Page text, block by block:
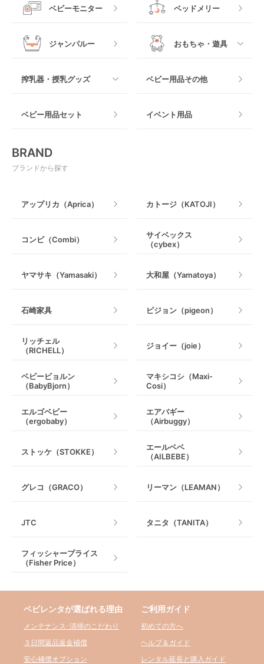
ヒップシート
抱っこ紐その他
木製
マット製
ベビーモニター ベッドメリー
ジャンパルー おもちゃ・遊具
室内遊具
搾乳器・授乳グッズ
授乳グッズ・ママ用品
ベビー用品その他
ベビー用品セット イベント用品
BRAND
ブランドから探す
アップリカ（Aprica） カトージ（KATOJI）
コンビ（Combi）
サイベックス
（cybex）
ヤマサキ（Yamasaki） 大和屋（Yamatoya）
石崎家具 ピジョン（pigeon）
リッチェル
（RICHELL）
ジョイー（joie）
ベビービョルン
（BabyBjorn）
マキシコシ（Maxi-
Cosi）
エルゴベビー
（ergobaby）
エアバギー
（Airbuggy）
ストッケ（STOKKE）
エールベベ
（AILBEBE）
グレコ（GRACO） リーマン（LEAMAN）
JTC タニタ（TANITA）
フィッシャープライス
（Fisher Price）
ベビレンタが選ばれる理由
メンテナンス･清掃のこだわり
３日間返品返金補償
安心補償オプション
ご利用ガイド
初めての方へ
ヘルプ＆ガイド
レンタル延長と購入ガイド